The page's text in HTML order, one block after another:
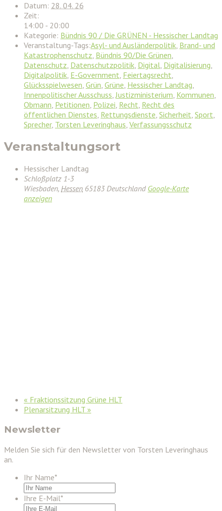
Datum: 28. 04. 26
Zeit:
14:00 - 20:00
Kategorie: Bündnis 90 / Die GRÜNEN - Hessischer Landtag
Veranstaltung-Tags:Asyl- und Ausländerpolitik, Brand- und
Katastrophenschutz, Bündnis 90/Die Grünen,
Datenschutz, Datenschutzpolitik, Digital, Digitalisierung,
Digitalpolitik, E-Government, Feiertagsrecht,
Glücksspielwesen, Grün, Grüne, Hessischer Landtag,
Innenpolitischer Ausschuss,Justizministerium, Kommunen,
Obmann, Petitionen, Polizei, Recht, Recht des
öffentlichen Dienstes, Rettungsdienste, Sicherheit, Sport,
Sprecher, Torsten Leveringhaus, Verfassungsschutz
Veranstaltungsort
Hessischer Landtag
Schloßplatz 1-3
Wiesbaden, Hessen 65183 Deutschland Google-Karte
anzeigen
« Fraktionssitzung Grüne HLT
Plenarsitzung HLT »
Newsletter
Melden Sie sich für den Newsletter von Torsten Leveringhaus
an.
Ihr Name*
Ihre E-Mail*